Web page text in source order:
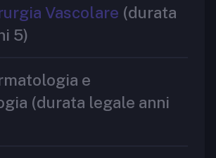
Vascolare (durata
5)
e
(durata legale anni